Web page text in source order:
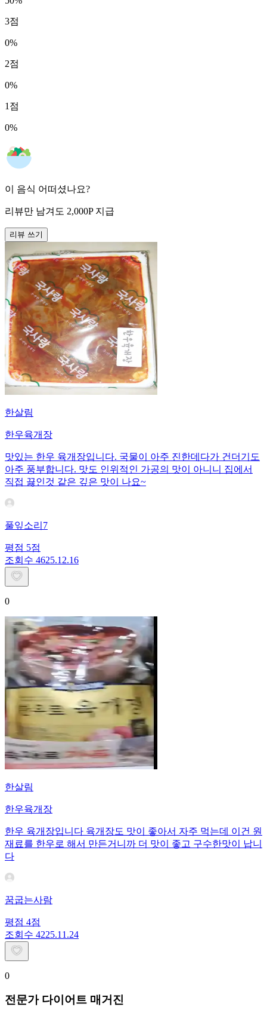
3점
0%
2점
0%
1 점
0%
이 음식 어떠셨나요?
리뷰만 남겨도 2,000P 지급
리뷰 쓰기
한살림
한우육개장
맛있는 한우 육개장입니다. 국물이 아주 진한데다가 건더기도
아주 풍부합니다. 맛도 인위적인 가공의 맛이 아니니 집에서
직접 끓인것 같은 깊은 맛이 나요~
풀잎소리7
평점 5점
조회수 4625.12.16
0
한살림
한우육개장
한우 육개장입니다 육개장도 맛이 좋아서 자주 먹는데 이건 원
재료를 한우로 해서 만든거니까 더 맛이 좋고 구수한맛이 납니
다
꿈굽는사람
평점 4점
조회수 4225.11.24
0
전문가 다이어트 매거진